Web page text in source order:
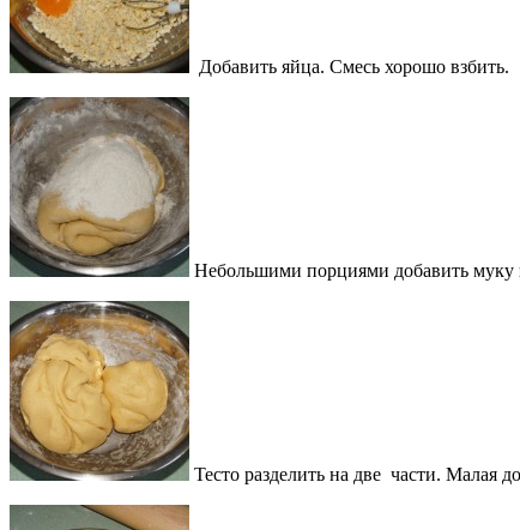
Добавить яйца. Смесь хорошо взбить.
Небольшими порциями добавить муку
Тесто разделить на две части. Малая